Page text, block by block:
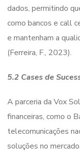
dados, permitindo
como bancos e call
e mantenham a
(Ferreira, F., 2023).
5.2 Cases de
A parceria da Vox
financeiras, como o
telecomunicações
soluções no